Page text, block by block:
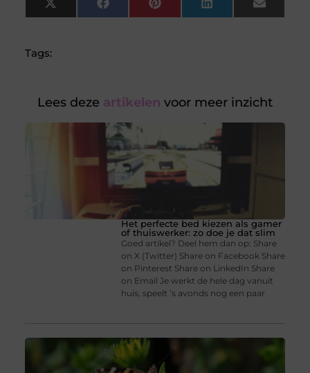
X
(Twitter)
FacebookPinterest LinkedIn Email
Tags:
Lees deze artikelen voor meer inzicht
Het perfecte bed kiezen als gamer
of thuiswerker: zo doe je dat slim
Goed artikel? Deel hem dan op: Share
on X (Twitter) Share on Facebook Share
on Pinterest Share on LinkedIn Share
on Email Je werkt de hele dag vanuit
huis, speelt ’s avonds nog een paar